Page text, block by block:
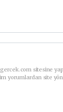
sitesine
yorumlardan site